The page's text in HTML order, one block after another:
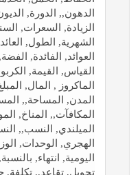
الدهون,, الدورة,
الزيادة, السعرات,
الشهرية, الطول,
العوائد, الفائدة,
القياس, القيمة,
الماكروز , المال,
المدن, المساحة,,
المكافآت,, المناخ,
الميلندي, النسب,,
الهجري, الوحدات,
اليومية, انتهاء,
تحويل, تقاعد,,